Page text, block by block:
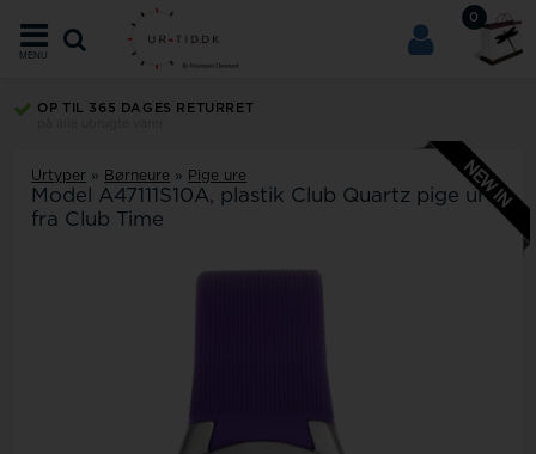
0
MENU
OP TIL 365 DAGES RETURRET
Urtyper » Børneure » Pige ure
Model A47111S10A
plastik Club Quartz pige ur
fra Club Time